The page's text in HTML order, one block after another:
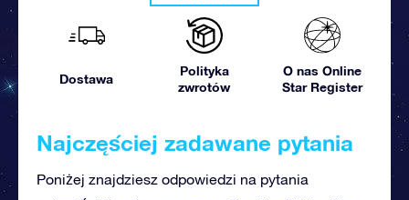
Dostawa
Polityka
zwrotów
O nas Online
Star Register
Najczęściej zadawane pytania
Poniżej znajdziesz odpowiedzi na pytania